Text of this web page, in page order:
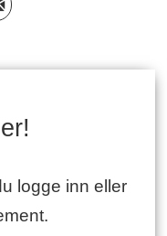
logge inn eller